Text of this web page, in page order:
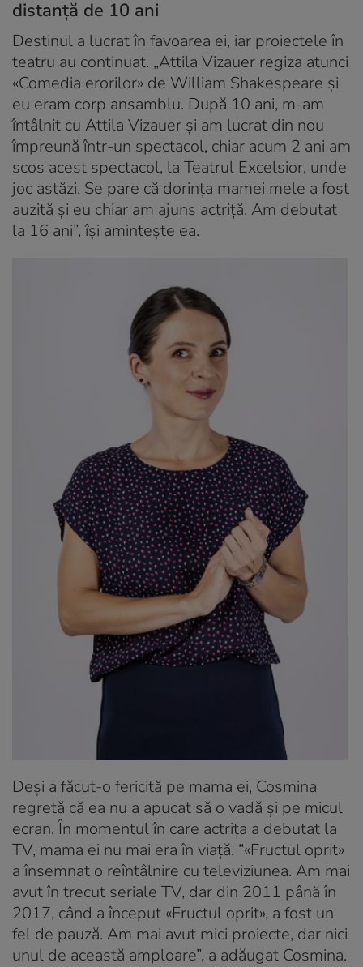
distanță de 10 ani
Destinul a lucrat în favoarea ei, iar proiectele în
teatru au continuat. „Attila Vizauer regiza atunci
«Comedia erorilor» de William Shakespeare și
eu eram corp ansamblu. După 10 ani, m-am
întâlnit cu Attila Vizauer și am lucrat din nou
împreună într-un spectacol, chiar acum 2 ani am
scos acest spectacol, la Teatrul Excelsior, unde
joc astăzi. Se pare că dorința mamei mele a fost
auzită și eu chiar am ajuns actriță. Am debutat
la 16 ani”, își amintește ea.
Deși a făcut-o fericită pe mama ei, Cosmina
regretă că ea nu a apucat să o vadă și pe micul
ecran. În momentul în care actrița a debutat la
TV, mama ei nu mai era în viață. “«Fructul oprit»
a însemnat o reîntâlnire cu televiziunea. Am mai
avut în trecut seriale TV, dar din 2011 până în
2017, când a început «Fructul oprit», a fost un
fel de pauză. Am mai avut mici proiecte, dar nici
unul de această amploare”, a adăugat Cosmina.